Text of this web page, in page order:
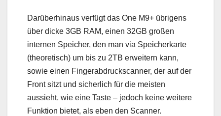
Darüberhinaus verfügt das One M9+ übrigens
über dicke 3GB RAM, einen 32GB großen
internen Speicher, den man via Speicherkarte
(theoretisch) um bis zu 2TB erweitern kann,
sowie einen Fingerabdruckscanner, der auf der
Front sitzt und sicherlich für die meisten
aussieht, wie eine Taste – jedoch keine weitere
Funktion bietet, als eben den Scanner.